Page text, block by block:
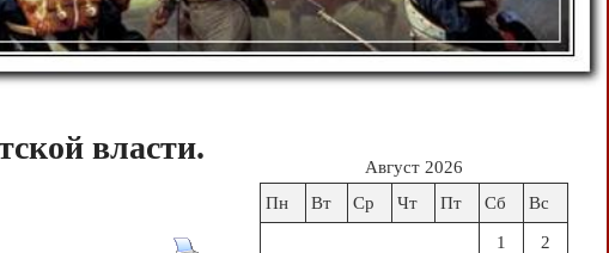
власти.
Август 2026
Пн
Вт Ср Чт Пт Сб Вс
1 2